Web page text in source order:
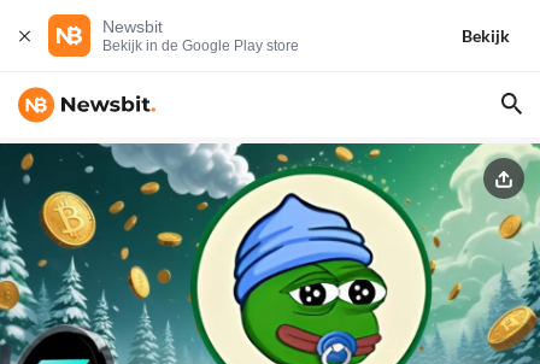
Newsbit
Bekijk in de Google Play store
Bekijk